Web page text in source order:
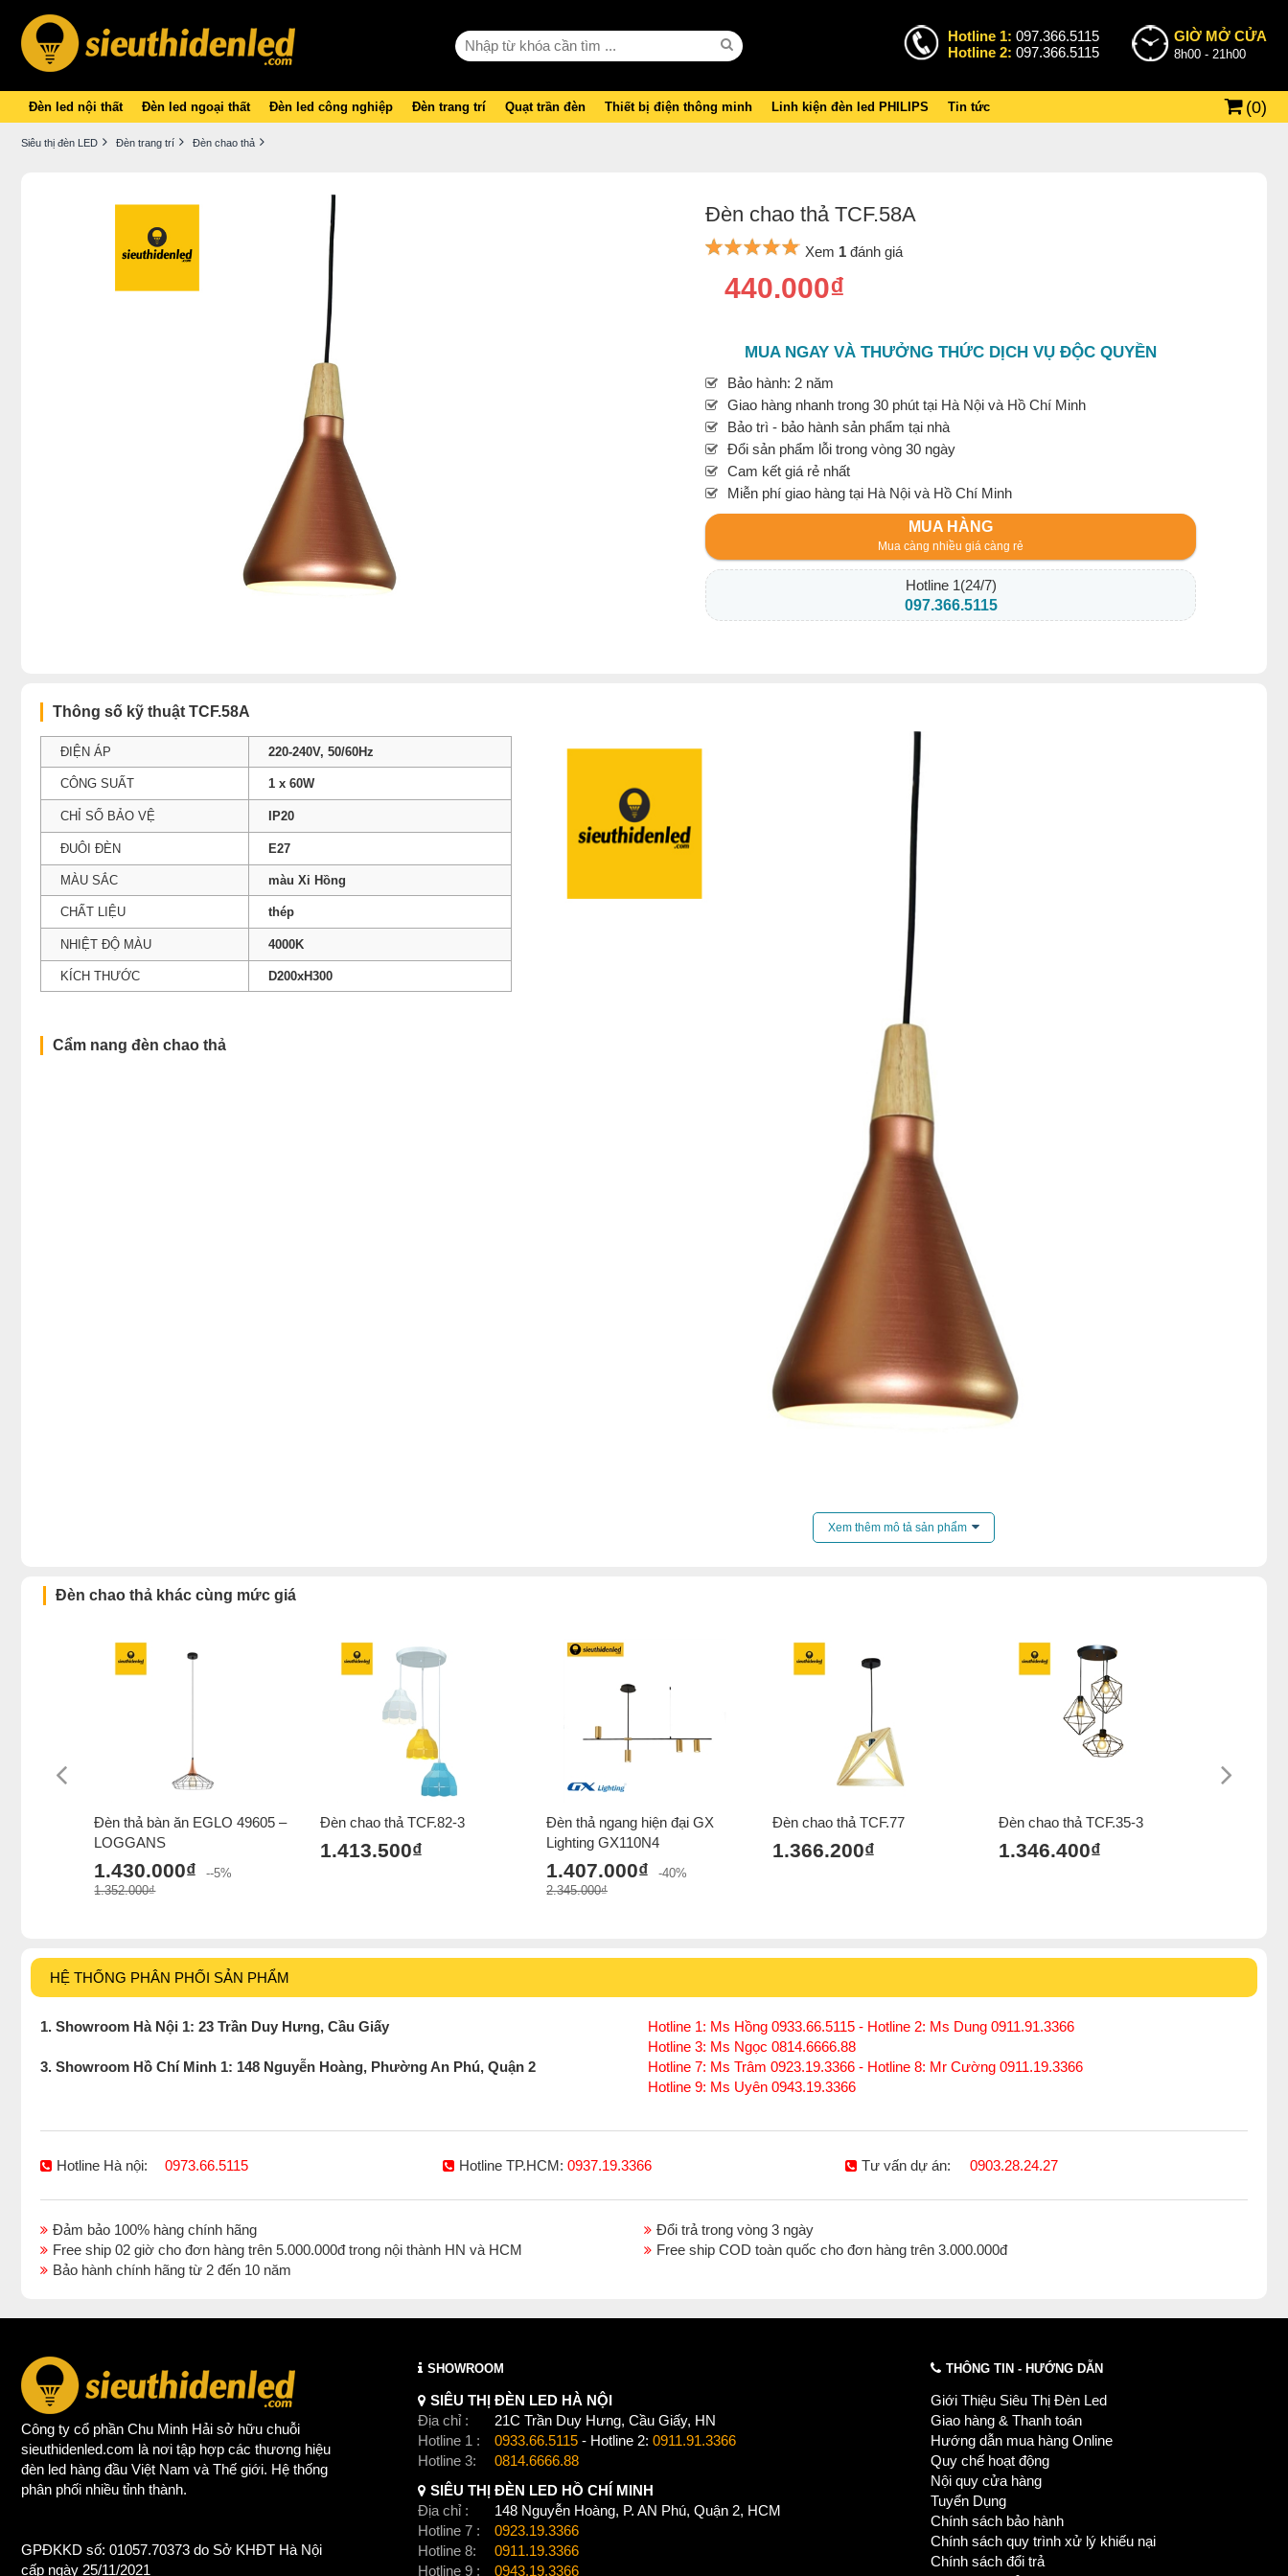
Hotline 1: 097.366.5115
Hotline 2: 097.366.5115
GIỜ MỞ CỬA
8h00 - 21h00
Đèn led nội thất Đèn led ngoại thất Đèn led công nghiệp Đèn trang trí Quạt trần đèn Thiết bị điện thông minh Linh kiện đèn led PHILIPS Tin tức (0)
Siêu thị đèn LED Đèn trang trí Đèn chao thả
Đèn chao thả TCF.58A
Xem 1 đánh giá
440.000₫
MUA NGAY VÀ THƯỞNG THỨC DỊCH VỤ ĐỘC QUYỀN
Bảo hành: 2 năm
Giao hàng nhanh trong 30 phút tại Hà Nội và Hồ Chí Minh
Bảo trì - bảo hành sản phẩm tại nhà
Đổi sản phẩm lỗi trong vòng 30 ngày
Cam kết giá rẻ nhất
Miễn phí giao hàng tại Hà Nội và Hồ Chí Minh
MUA HÀNG
Mua càng nhiều giá càng rẻ
Hotline 1(24/7)
097.366.5115
Thông số kỹ thuật TCF.58A
ĐIỆN ÁP 220-240V, 50/60Hz
CÔNG SUẤT 1 x 60W
CHỈ SỐ BẢO VỆ IP20
ĐUÔI ĐÈN E27
MÀU SẮC màu Xi Hồng
CHẤT LIỆU thép
NHIỆT ĐỘ MÀU 4000K
KÍCH THƯỚC D200xH300
Cẩm nang đèn chao thả
Đèn chao thả đèn thả đơn,Đèn chao thả dưới 1000k
Đèn chao thả penthouse Đèn chao thả quán cafe
Xem thêm mô tả sản phẩm
Đèn chao thả khác cùng mức giá
Đèn thả bàn ăn EGLO 49605 –
LOGGANS
1.430.000₫
--5%
1.352.000₫
Đèn chao thả TCF.82-3
1.413.500₫
Đèn thả ngang hiện đại GX
Lighting GX110N4
1.407.000₫
-40%
2.345.000₫
Đèn chao thả TCF.77
1.366.200₫
Đèn chao thả TCF.35-3
1.346.400₫
HỆ THỐNG PHÂN PHỐI SẢN PHẨM
1. Showroom Hà Nội 1: 23 Trần Duy Hưng, Cầu Giấy
Hotline 1: Ms Hồng 0933.66.5115 - Hotline 2: Ms Dung 0911.91.3366
Hotline 3: Ms Ngọc 0814.6666.88
3. Showroom Hồ Chí Minh 1: 148 Nguyễn Hoàng, Phường An Phú, Quận 2
Hotline 7: Ms Trâm 0923.19.3366 - Hotline 8: Mr Cường 0911.19.3366
Hotline 9: Ms Uyên 0943.19.3366
Hotline Hà nội: 0973.66.5115 Hotline TP.HCM: 0937.19.3366 Tư vấn dự án: 0903.28.24.27
Đảm bảo 100% hàng chính hãng
Đổi trả trong vòng 3 ngày
Free ship 02 giờ cho đơn hàng trên 5.000.000đ trong nội thành HN và HCM
Free ship COD toàn quốc cho đơn hàng trên 3.000.000đ
Bảo hành chính hãng từ 2 đến 10 năm
Công ty cổ phần Chu Minh Hải sở hữu chuỗi
sieuthidenled.com là nơi tập hợp các thương hiệu
đèn led hàng đầu Việt Nam và Thế giới. Hệ thống
phân phối nhiều tỉnh thành.
GPĐKKD số: 01057.70373 do Sở KHĐT Hà Nội
cấp ngày 25/11/2021
SHOWROOM
SIÊU THỊ ĐÈN LED HÀ NỘI
Địa chỉ :
21C Trần Duy Hưng, Cầu Giấy, HN
Hotline 1 :
0933.66.5115 - Hotline 2: 0911.91.3366
Hotline 3:
0814.6666.88
SIÊU THỊ ĐÈN LED HỒ CHÍ MINH
Địa chỉ :
148 Nguyễn Hoàng, P. AN Phú, Quận 2, HCM
Hotline 7 :
0923.19.3366
Hotline 8:
0911.19.3366
Hotline 9 :
0943.19.3366
THÔNG TIN - HƯỚNG DẪN
Giới Thiệu Siêu Thị Đèn Led
Giao hàng & Thanh toán
Hướng dẫn mua hàng Online
Quy chế hoạt động
Nội quy cửa hàng
Tuyển Dụng
Chính sách bảo hành
Chính sách quy trình xử lý khiếu nại
Chính sách đổi trả